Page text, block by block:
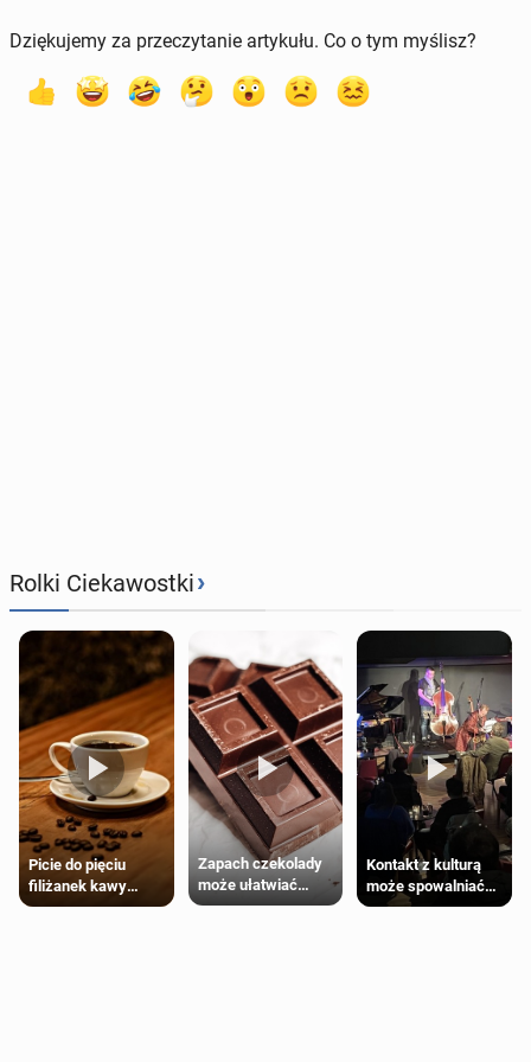
Dziękujemy za przeczytanie artykułu. Co o tym myślisz?
Rolki Ciekawostki›
Picie do pięciu
filiżanek kawy
dziennie jest
Zapach czekolady
może ułatwiać
trening siłowy
Kontakt z kulturą
może spowalniać
starzenie